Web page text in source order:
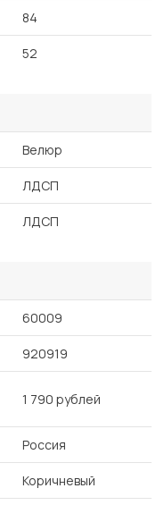
84
52
Велюр
ЛДСП
ЛДСП
60009
920919
1 790 рублей
Россия
Коричневый